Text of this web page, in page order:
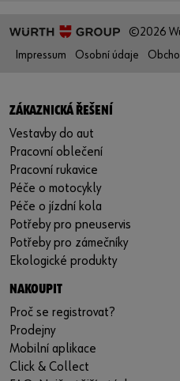
©2026
Impressum
Osobní údaje
ZÁKAZNICKÁ ŘEŠENÍ
Vestavby do aut
Pracovní oblečení
Pracovní rukavice
Péče o motocykly
Péče o jízdní kola
Potřeby pro pneuservis
Potřeby pro zámečníky
Ekologické produkty
NAKOUPIT
Proč se registrovat?
Prodejny
Mobilní aplikace
Click & Collect